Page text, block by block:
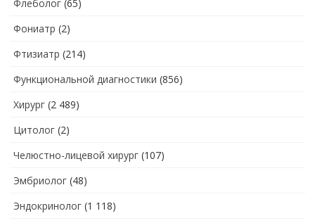
Флеболог (65)
Фониатр (2)
Фтизиатр (214)
Функциональной диагностики (856)
Хирург (2 489)
Цитолог (2)
Челюстно-лицевой хирург (107)
Эмбриолог (48)
Эндокринолог (1 118)